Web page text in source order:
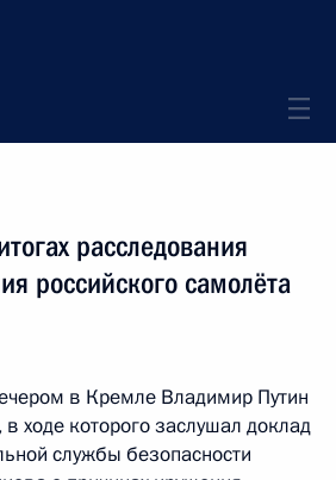
расследования
российского самолёта
в Кремле Владимир Путин
ходе которого заслушал доклад
службы безопасности